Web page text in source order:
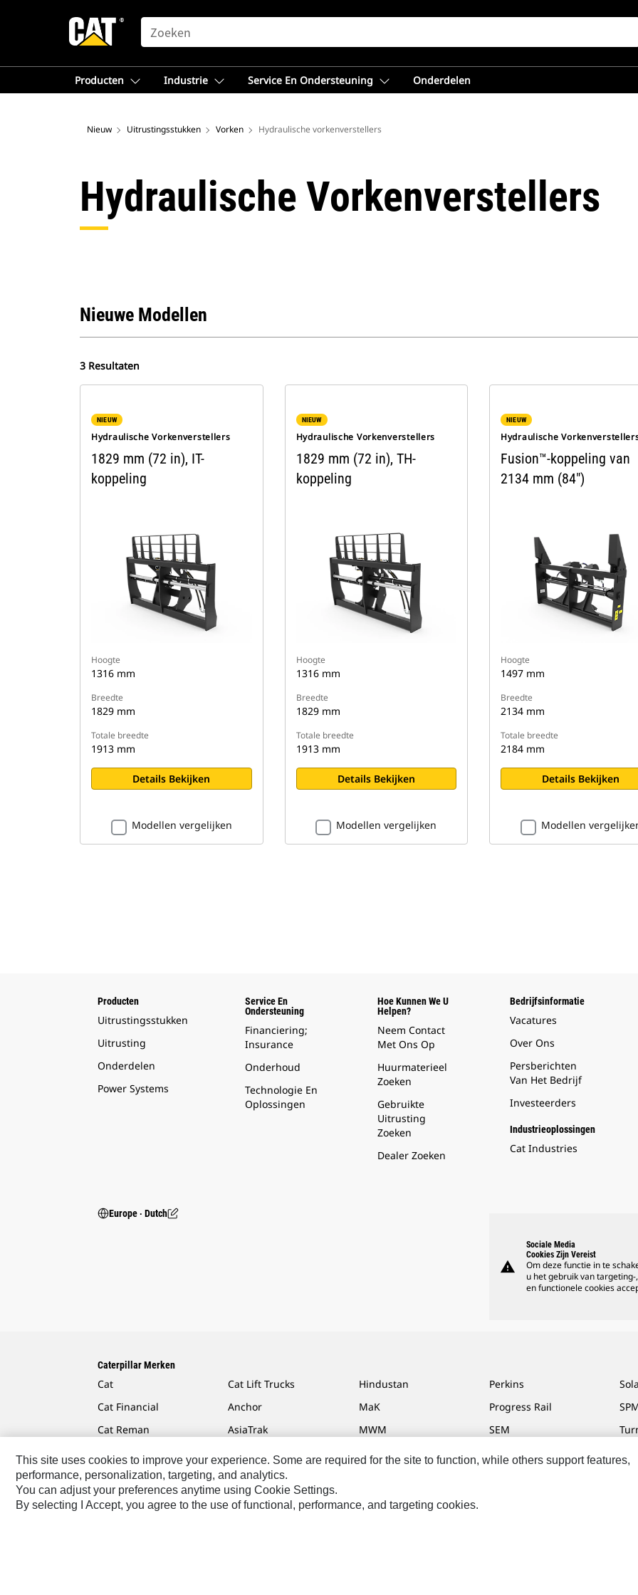
SEARCH
Producten Industrie Service En Ondersteuning Onderdelen
Nieuw Uitrustingsstukken Vorken Hydraulische vorkenverstellers
Hydraulische Vorkenverstellers
Nieuwe Modellen
3 Resultaten
NIEUW
Hydraulische Vorkenverstellers
1829 mm (72 in), IT-
koppeling
Hoogte
1316 mm
Breedte
1829 mm
Totale breedte
1913 mm
Details Bekijken
Modellen vergelijken
NIEUW
Hydraulische Vorkenverstellers
1829 mm (72 in), TH-
koppeling
Hoogte
1316 mm
Breedte
1829 mm
Totale breedte
1913 mm
Details Bekijken
Modellen vergelijken
NIEUW
Hydraulische
Fusion™-koppeling van
2134 mm (84")
Hoogte
1497 mm
Breedte
2134 mm
Totale breedte
2184 mm
Details Bekijken
Modellen
Producten
Uitrustingsstukken
Uitrusting
Onderdelen
Power Systems
Service En
Ondersteuning
Financiering;
Insurance
Onderhoud
Technologie En
Oplossingen
Hoe Kunnen We U
Helpen?
Neem Contact
Met Ons Op
Huurmaterieel
Zoeken
Gebruikte
Uitrusting
Zoeken
Dealer Zoeken
Bedrijfsinformatie
Vacatures
Over Ons
Persberichten
Van Het Bedrijf
Investeerders
Industrieoplossingen
Cat Industries
Europe ‧ Dutch
warning
Sociale Media
Cookies Zijn Vereist
Om deze functie in te
u het gebruik van
en functionele cookies
Caterpillar Merken
Cat
Cat Financial
Cat Reman
Cat Rentals
Cat Lift Trucks
Anchor
AsiaTrak
FG Wilson
Hindustan
MaK
MWM
VisionLink
Perkins
Progress Rail
SEM
This site uses cookies to improve your experience. Some are required for the site to function, while others support features,
performance, personalization, targeting, and analytics.
You can adjust your preferences anytime using Cookie Settings.
By selecting I Accept, you agree to the use of functional, performance, and targeting cookies.